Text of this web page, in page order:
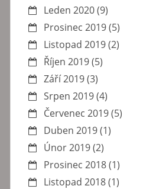
Leden 2020(9)
Prosinec 2019(5)
Listopad 2019(2)
Říjen 2019(5)
Září 2019(3)
Srpen 2019(4)
Červenec 2019(5)
Duben 2019(1)
Únor 2019(2)
Prosinec 2018(1)
Listopad 2018(1)